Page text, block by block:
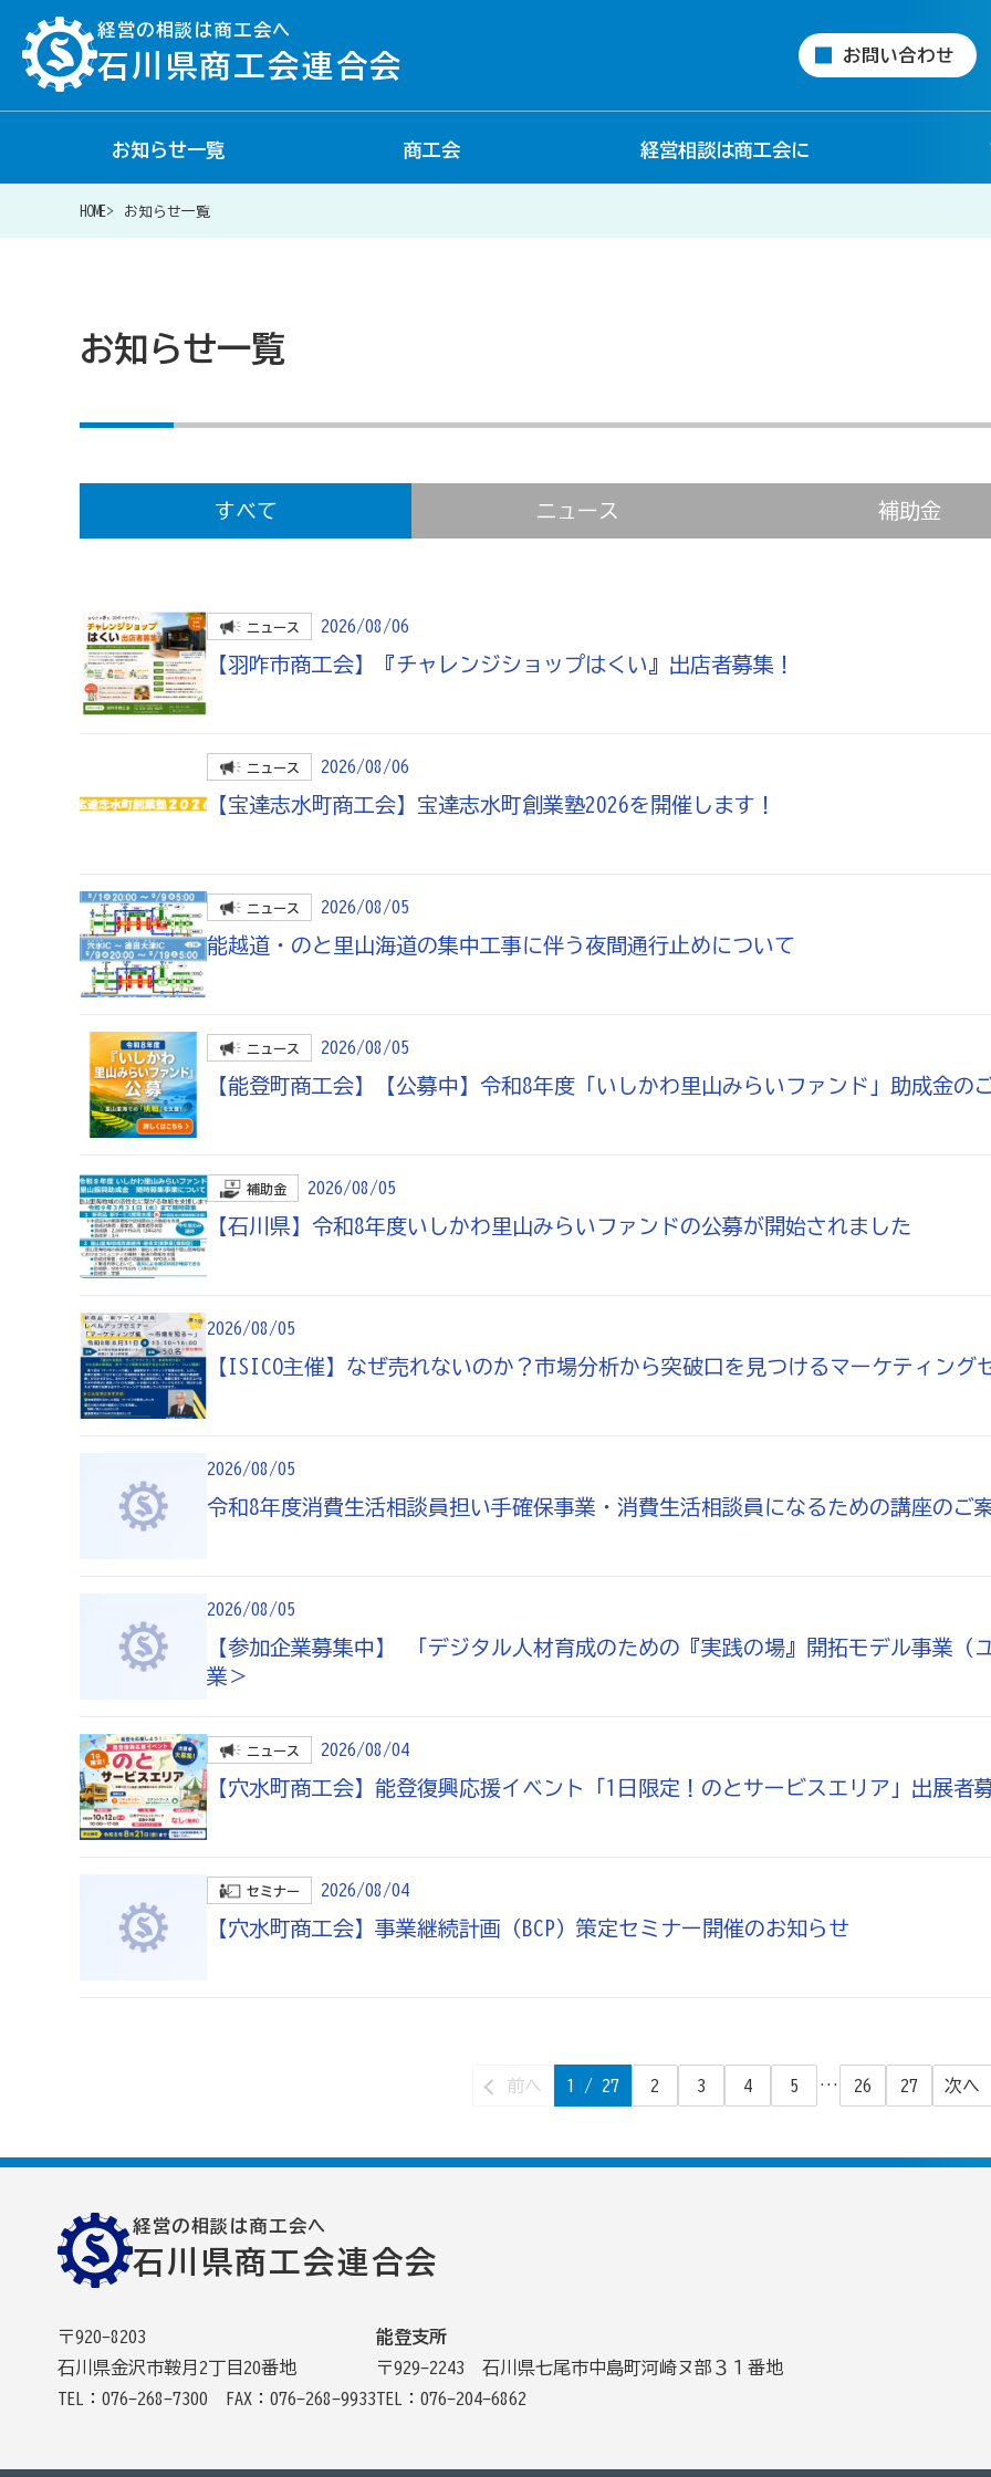
経営の相談は商工会へ
石川県商工会連合会 お問い合わせ
お知らせ一覧 商工会 経営相談は商工会に
HOME お知らせ一覧
お知らせ一覧
すべて ニュース 補助金
ニュース 2026/08/06
【羽咋市商工会】『チャレンジショップはくい』出店者募集！
ニュース 2026/08/06
【宝達志水町商工会】宝達志水町創業塾2026を開催します！
ニュース 2026/08/05
能越道・のと里山海道の集中工事に伴う夜間通行止めについて
ニュース 2026/08/05
【能登町商工会】【公募中】令和8年度「いしかわ里山みらいファンド」助成金の
補助金 2026/08/05
【石川県】令和8年度いしかわ里山みらいファンドの公募が開始されました
2026/08/05
【ISICO主催】なぜ売れないのか？市場分析から突破口を見つけるマーケティン
2026/08/05
令和8年度消費生活相談員担い手確保事業・消費生活相談員になるための講座のご
2026/08/05
【参加企業募集中】 「デジタル人材育成のための『実践の場』開拓モデル事業
業＞
ニュース 2026/08/04
【穴水町商工会】能登復興応援イベント「1日限定！のとサービスエリア」出展者
セミナー 2026/08/04
【穴水町商工会】事業継続計画（BCP）策定セミナー開催のお知らせ
前へ 1 / 27 2 3 4 5 … 26 27 次へ
経営の相談は商工会へ
石川県商工会連合会
〒920-8203
石川県金沢市鞍月2丁目20番地
TEL：076-268-7300
FAX：076-268-9933
能登支所
〒929-2243 石川県七尾市中島町河崎ヌ部３１番地
TEL：076-204-6862
経営相談は商工会に
商工会が扱う融資・金融制度
石川県中小企業共済協同組合(傷害共済・自動車事故費用共済）
取引先の破たんによる連鎖倒産を防ぐ（中小企業倒産防止共済） 海外PL保険(国内補償は、ビジネス総合保険へ）
病気やケガで働けない場合の所得を補償（休業補償制度）
海外での知財係争による経営リスクから皆様をお守りします（海外知財訴訟費用保険制度）
商工会のサービス
経理・記帳代行 [商工会員限定]初期費用も月額料金も0円!「グーペ」なら、ホームページが無料で作れます。
全国商工会珠算検定試験
石川県内の商工会の支援事例
行きます・聞きます・提案します そして伴走します～商工会の支援事例～
会報「商工かが．のと」
商工会
目的 事業内容
セミナー・講習会情報
石川県商工会青年部連合会とは